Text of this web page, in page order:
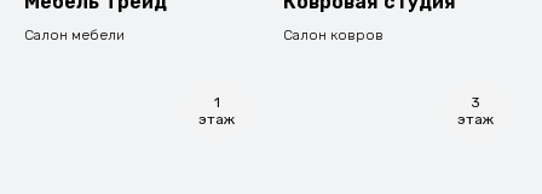
Салон мебели Салон ковров
1
этаж
3
этаж